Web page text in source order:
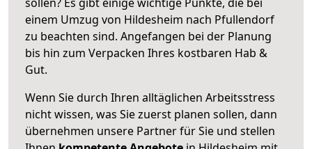
einem Umzug von Hildesheim nach Pfullendorf
zu beachten sind. Angefangen bei der Planung
bis hin zum Verpacken Ihres kostbaren Hab &
Gut.
Wenn Sie durch Ihren alltäglichen Arbeitsstress
nicht wissen, was Sie zuerst planen sollen, dann
übernehmen unsere Partner für Sie und stellen